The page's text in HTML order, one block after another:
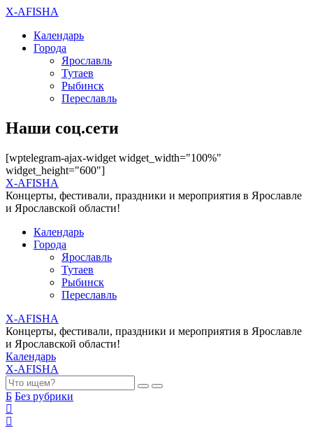
X-AFISHA
Календарь
Города
Ярославль
Тутаев
Рыбинск
Переславль
Наши соц.сети
[wptelegram-ajax-widget widget_width="100%"
widget_height="600"]
X-AFISHA
Концерты, фестивали, праздники и мероприятия в Ярославле
и Ярославской области!
Календарь
Города
Ярославль
Тутаев
Рыбинск
Переславль
X-AFISHA
Концерты, фестивали, праздники и мероприятия в Ярославле
и Ярославской области!
Календарь
X-AFISHA
Б Без рубрики